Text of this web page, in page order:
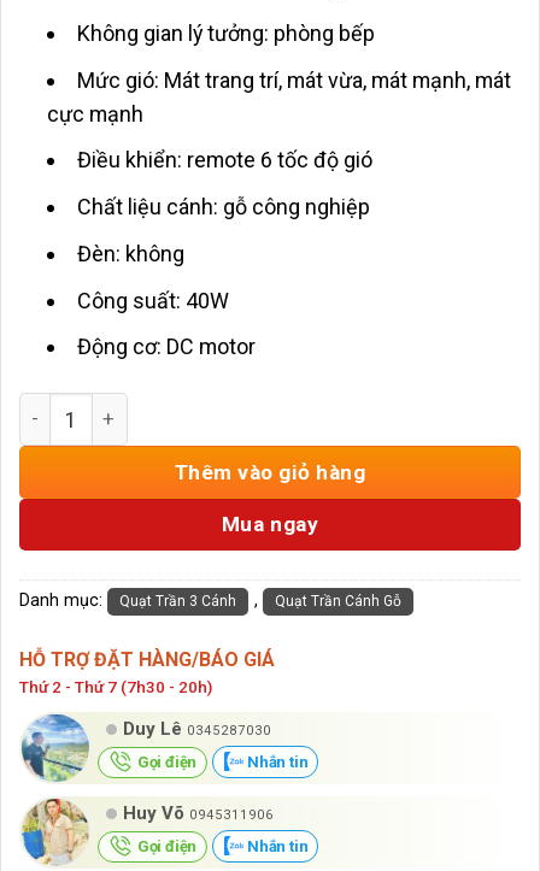
Không gian lý tưởng: phòng bếp
Mức gió: Mát trang trí, mát vừa, mát mạnh, mát
cực mạnh
Điều khiển: remote 6 tốc độ gió
Chất liệu cánh: gỗ công nghiệp
Đèn: không
Công suất: 40W
Động cơ: DC motor
Thêm vào giỏ hàng
Mua ngay
Danh mục: Quạt Trần 3 Cánh , Quạt Trần Cánh Gỗ
HỖ TRỢ ĐẶT HÀNG/BÁO GIÁ
Thứ 2 - Thứ 7 (7h30 - 20h)
Duy Lê 0345287030
Gọi điện Nhắn tin
Huy Võ 0945311906
Gọi điện Nhắn tin